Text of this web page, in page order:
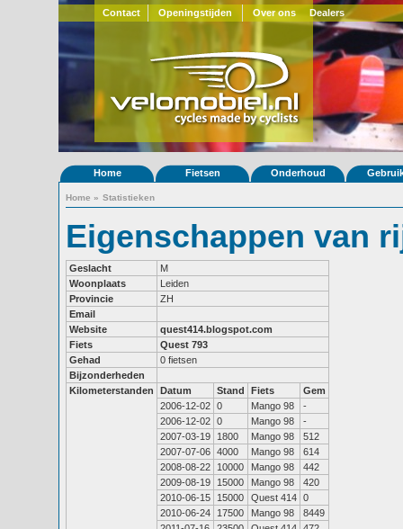
Contact Openingstijden Over ons Dealers
Home Fietsen Onderhoud
Home » Statistieken
Eigenschappen van
Geslacht
M
Woonplaats
Leiden
Provincie
ZH
Email
Website
quest414.blogspot.com
Fiets
Quest 793
Gehad
0 fietsen
Bijzonderheden
Kilometerstanden
Datum Stand Fiets
Gem
2006-12-02 0 Mango 98
-
2006-12-02 0 Mango 98
-
2007-03-19
1800 Mango 98
512
2007-07-06 4000 Mango 98
614
2008-08-22
10000 Mango 98
442
2009-08-19
15000 Mango 98
420
2010-06-15
15000 Quest 414 0
2010-06-24
17500 Mango 98
8449